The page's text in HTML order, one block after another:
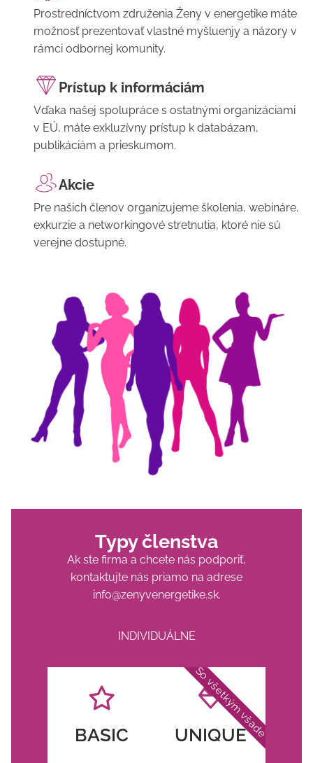
Prostredníctvom združenia Ženy v energetike máte
možnosť prezentovať vlastné myšluenjy a názory v
rámci odbornej komunity.
Prístup k informáciám
Vďaka našej spolupráce s ostatnými organizáciami
v EÚ, máte exkluzívny prístup k databázam,
publikáciám a prieskumom.
Akcie
Pre našich členov organizujeme školenia, webináre,
exkurzie a networkingové stretnutia, ktoré nie sú
verejne dostupné.
Typy členstva
Ak ste firma a chcete nás podporiť,
kontaktujte nás priamo na adrese
info@zenyvenergetike.sk.
INDIVIDUÁLNE
BASIC UNIQUE
So všetkým všade